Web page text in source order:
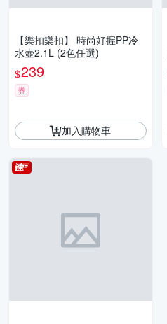
【樂扣樂扣】 時尚好握PP冷
水壺2.1L (2色任選)
$239
券
加入購物車